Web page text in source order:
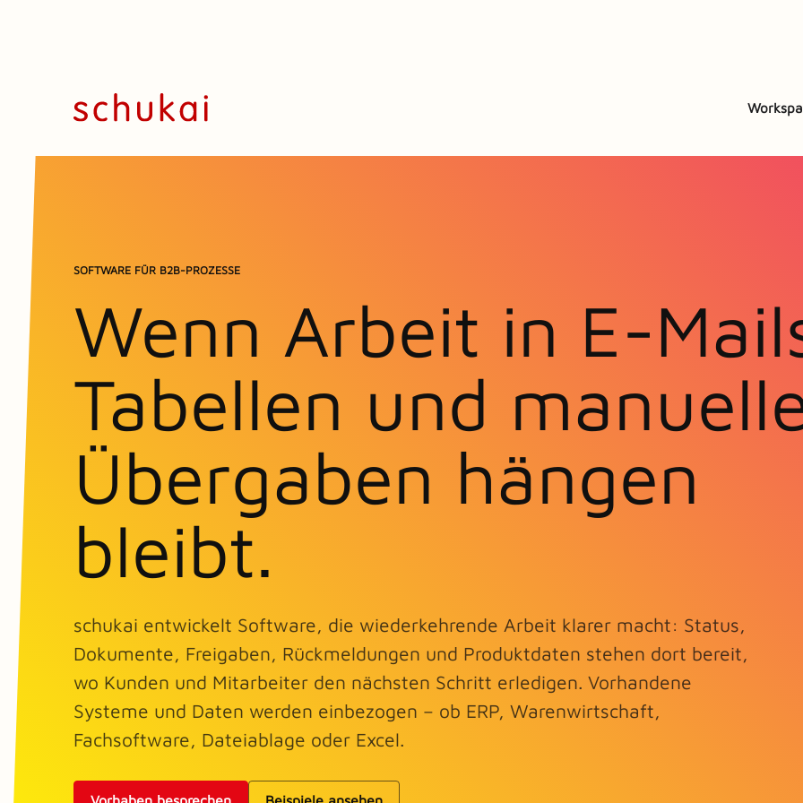
SOFTWARE FÜR B2B-PROZESSE
Wenn Arbeit in E-
Tabellen und
Übergaben hängen
bleibt.
schukai entwickelt Software, die wiederkehrende Arbeit klarer macht: Status,
Dokumente, Freigaben, Rückmeldungen und Produktdaten stehen dort bereit,
wo Kunden und Mitarbeiter den nächsten Schritt erledigen. Vorhandene
Systeme und Daten werden einbezogen – ob ERP, Warenwirtschaft,
Fachsoftware, Dateiablage oder Excel.